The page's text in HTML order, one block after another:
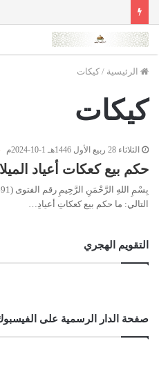
الرئيسية / كيكات
كيكات
الثلاثاء 28 ربيع الأول 1446هـ 1-10-2024م
حكم بيع كعكات أعياد
التالي: ما حكم بيع كعكاتِ أعيادِ…
التقويم الهجري
صفحة الدار الرسمية على